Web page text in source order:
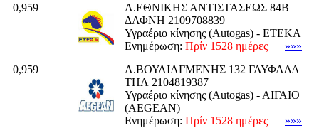
0,959
Λ.ΕΘΝΙΚΗΣ ΑΝΤΙΣΤΑΣΕΩΣ 84Β
ΔΑΦΝΗ 2109708839
Υγραέριο κίνησης (Autogas) - ΕΤΕΚΑ
Ενημέρωση: Πρίν 1528 ημέρες
»»»
0,959
Λ.ΒΟΥΛΙΑΓΜΕΝΗΣ 132 ΓΛΥΦΑΔΑ
ΤΗΛ 2104819387
Υγραέριο κίνησης (Autogas) - ΑΙΓΑΙΟ
(AEGEAN)
Ενημέρωση: Πρίν 1528 ημέρες
»»»